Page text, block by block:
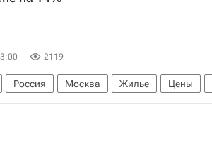
2119
Россия Москва Жилье Цены